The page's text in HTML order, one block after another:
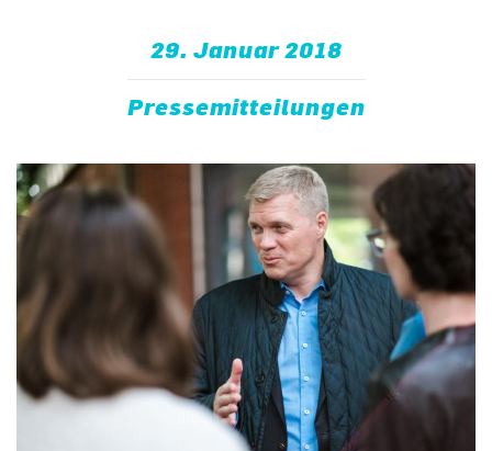
29. Januar 2018
Pressemitteilungen